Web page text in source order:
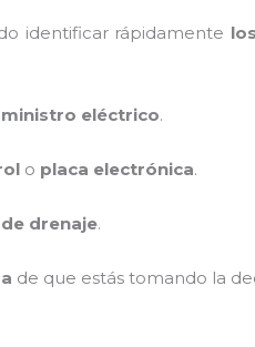
identificar rápidamente
eléctrico.
o placa electrónica.
drenaje.
de que estás tomando la